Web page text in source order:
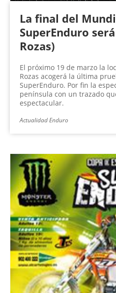
La final del
SuperEnduro
Rozas)
El próximo 19 de marzo la
Rozas acogerá la última
SuperEnduro. Por fin la
península con un trazado
espectacular.
Actualidad Enduro